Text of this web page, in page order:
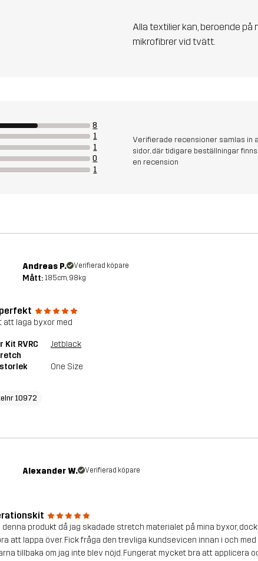
Alla textilier kan, beroende på
mikrofibrer vid tvätt.
8
1
1
0
1
Verifierade recensioner samlas in
sidor, där tidigare beställningar
en recension
Andreas P. Verifierad köpare
Mått: 185cm, 98kg
att laga byxor med
Kit RVRC
Jetblack
One Size
10972
Alexander W. Verifierad köpare
denna produkt då jag skadade stretch materialet på mina byxor,
att lappa över. Fick fråga den trevliga kundsevicen innan i och
tillbaka om jag inte blev nöjd. Fungerat mycket bra att applicera